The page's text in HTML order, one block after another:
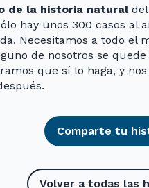
de la historia naturaldel
hay unos 300 casos al
Necesitamos a todo
de nosotros se
que sí lo haga, y
Comparte tu
Volver a todas las